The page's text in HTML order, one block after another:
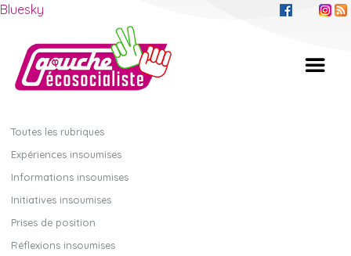
Bluesky
Toutes les rubriques
Expériences insoumises
Informations insoumises
Initiatives insoumises
Prises de position
Réflexions insoumises